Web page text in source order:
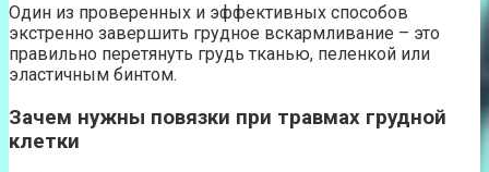
Один из проверенных и эффективных способов
экстренно завершить грудное вскармливание – это
правильно перетянуть грудь тканью, пеленкой или
эластичным бинтом.
Зачем нужны повязки при травмах грудной
клетки